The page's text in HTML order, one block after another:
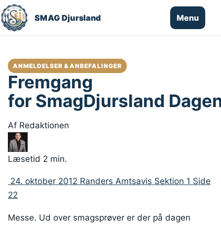
Spring til indhold
SMAG Djursland Menu
ANMELDELSER & ANBEFALINGER
Fremgang
for SmagDjursland
Af Redaktionen
Læsetid 2 min.
24. oktober 2012 Randers Amtsavis Sektion 1 Side
22
Messe. Ud over smagsprøver er der på dagen